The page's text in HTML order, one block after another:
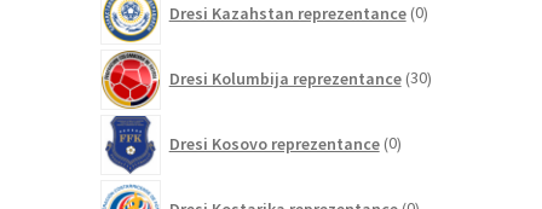
Dresi Kazahstan reprezentance 0izdelkov
Dresi Kolumbija reprezentance 30izdelkov
Dresi Kosovo reprezentance 0izdelkov